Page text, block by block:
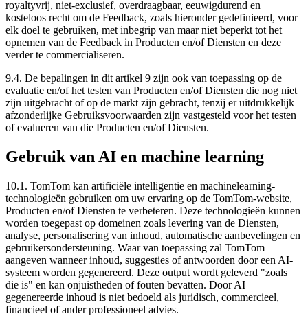
royaltyvrij, niet-exclusief, overdraagbaar, eeuwigdurend en
kosteloos recht om de Feedback, zoals hieronder gedefinieerd, voor
elk doel te gebruiken, met inbegrip van maar niet beperkt tot het
opnemen van de Feedback in Producten en/of Diensten en deze
verder te commercialiseren.
9.4. De bepalingen in dit artikel 9 zijn ook van toepassing op de
evaluatie en/of het testen van Producten en/of Diensten die nog niet
zijn uitgebracht of op de markt zijn gebracht, tenzij er uitdrukkelijk
afzonderlijke Gebruiksvoorwaarden zijn vastgesteld voor het testen
of evalueren van die Producten en/of Diensten.
Gebruik van AI en machine learning
10.1. TomTom kan artificiële intelligentie en machinelearning-
technologieën gebruiken om uw ervaring op de TomTom-website,
Producten en/of Diensten te verbeteren. Deze technologieën kunnen
worden toegepast op domeinen zoals levering van de Diensten,
analyse, personalisering van inhoud, automatische aanbevelingen en
gebruikersondersteuning. Waar van toepassing zal TomTom
aangeven wanneer inhoud, suggesties of antwoorden door een AI-
systeem worden gegenereerd. Deze output wordt geleverd "zoals
die is" en kan onjuistheden of fouten bevatten. Door AI
gegenereerde inhoud is niet bedoeld als juridisch, commercieel,
financieel of ander professioneel advies.